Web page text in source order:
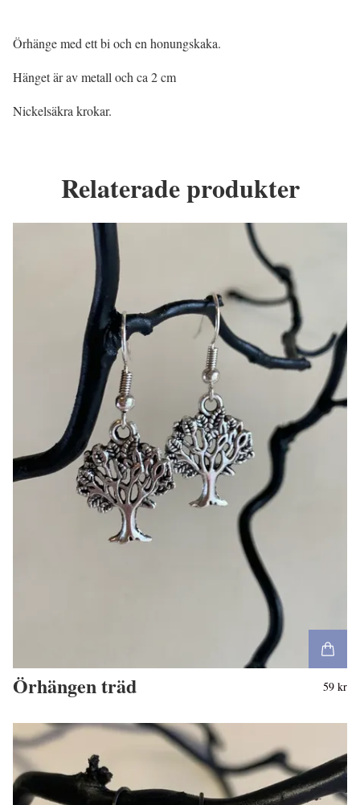
Örhänge med ett bi och en honungskaka.
Hänget är av metall och ca 2 cm
Nickelsäkra krokar.
Relaterade produkter
Örhängen träd 59 kr